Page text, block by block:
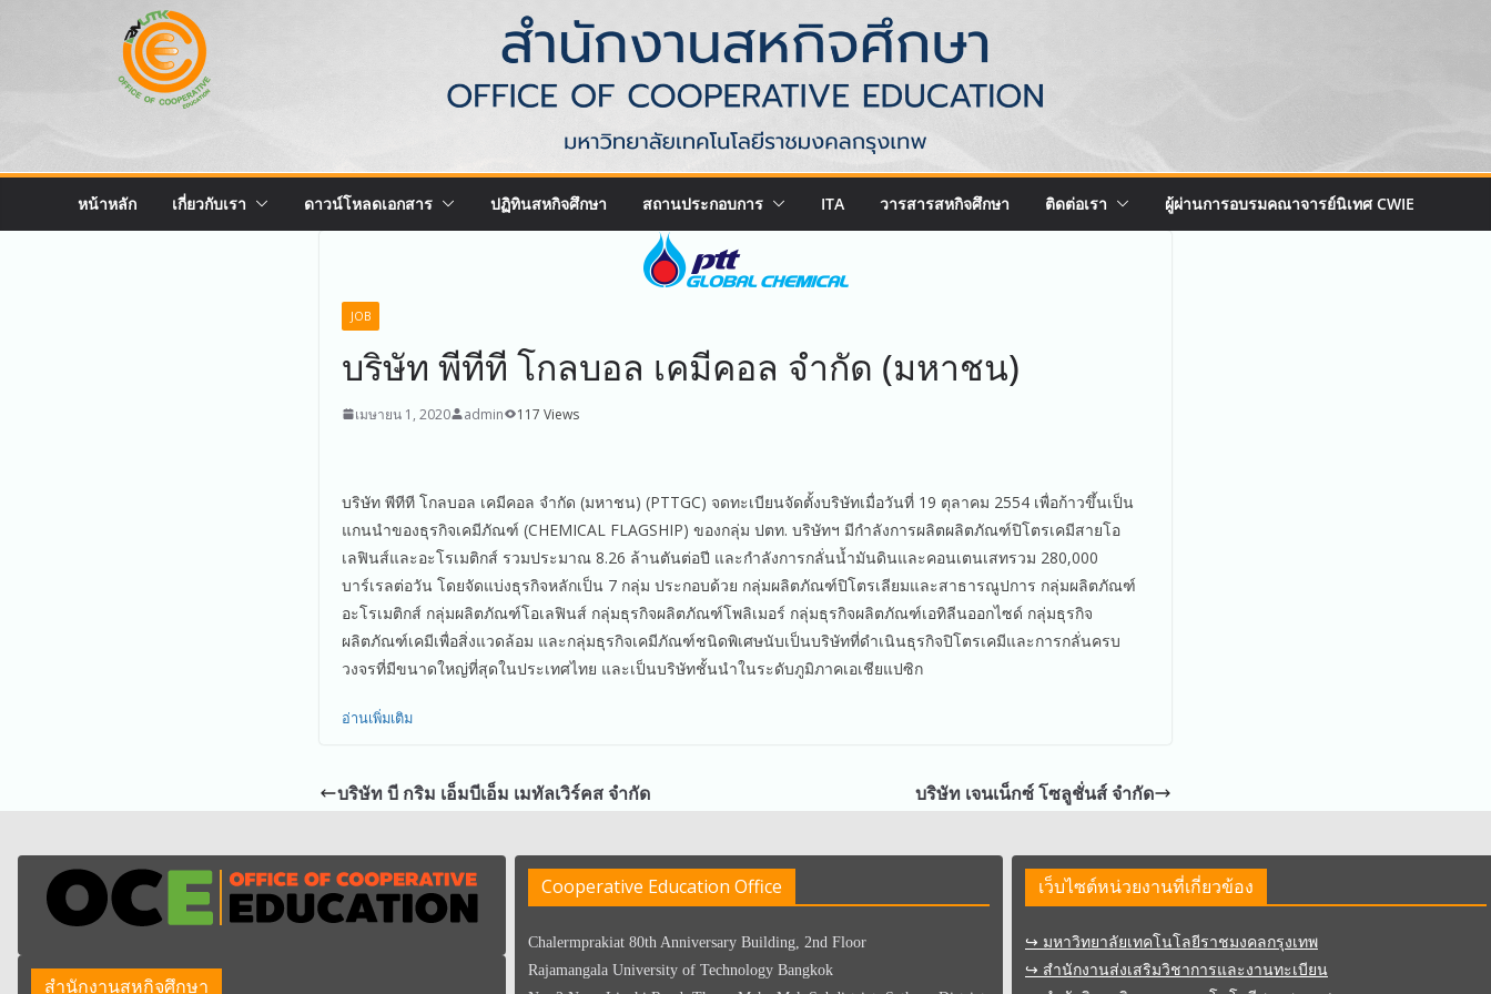
หน้าหลัก เกี่ยวกับเรา ดาวน์โหลดเอกสาร ปฏิทินสหกิจศึกษา สถานประกอบการ ITA วารสารสหกิจศึกษา ติดต่อเรา ผู้ผ่านการอบรมคณาจารย์นิเทศ CWIE
JOB
บริษัท พีทีที โกลบอล เคมีคอล จำกัด (มหาชน)
เมษายน 1, 2020 admin 117 Views
บริษัท พีทีที โกลบอล เคมีคอล จำกัด (มหาชน) (PTTGC) จดทะเบียนจัดตั้งบริษัทเมื่อวันที่ 19 ตุลาคม 2554 เพื่อก้าวขึ้นเป็น
แกนนำของธุรกิจเคมีภัณฑ์ (CHEMICAL FLAGSHIP) ของกลุ่ม ปตท. บริษัทฯ มีกำลังการผลิตผลิตภัณฑ์ปิโตรเคมีสายโอ
เลฟินส์และอะโรเมติกส์ รวมประมาณ 8.26 ล้านตันต่อปี และกำลังการกลั่นน้ำมันดินและคอนเตนเสทรวม 280,000
บาร์เรลต่อวัน โดยจัดแบ่งธุรกิจหลักเป็น 7 กลุ่ม ประกอบด้วย กลุ่มผลิตภัณฑ์ปิโตรเลียมและสาธารณูปการ กลุ่มผลิตภัณฑ์
อะโรเมติกส์ กลุ่มผลิตภัณฑ์โอเลฟินส์ กลุ่มธุรกิจผลิตภัณฑ์โพลิเมอร์ กลุ่มธุรกิจผลิตภัณฑ์เอทิลีนออกไซด์ กลุ่มธุรกิจ
ผลิตภัณฑ์เคมีเพื่อสิ่งแวดล้อม และกลุ่มธุรกิจเคมีภัณฑ์ชนิดพิเศษนับเป็นบริษัทที่ดำเนินธุรกิจปิโตรเคมีและการกลั่นครบ
วงจรที่มีขนาดใหญ่ที่สุดในประเทศไทย และเป็นบริษัทชั้นนำในระดับภูมิภาคเอเชียแปซิก
อ่านเพิ่มเติม
บริษัท บี กริม เอ็มบีเอ็ม เมทัลเวิร์คส จํากัด บริษัท เจนเน็กซ์ โซลูชั่นส์ จำกัด
สำนักงานสหกิจศึกษา
Cooperative Education Office
Chalermprakiat 80th Anniversary Building, 2nd Floor
Rajamangala University of Technology Bangkok
เว็บไซต์หน่วยงานที่เกี่ยวข้อง
↪︎ มหาวิทยาลัยเทคโนโลยีราชมงคลกรุงเทพ
↪︎ สำนักงานส่งเสริมวิชาการและงานทะเบียน